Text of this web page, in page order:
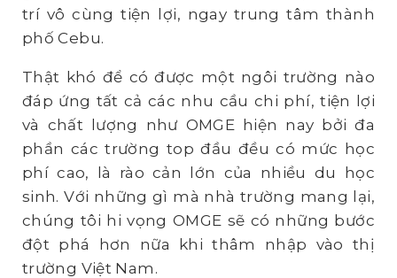
trí vô cùng tiện lợi, ngay trung tâm thành
phố Cebu.
Thật khó để có được một ngôi trường nào
đáp ứng tất cả các nhu cầu chi phí, tiện lợi
và chất lượng như OMGE hiện nay bởi đa
phần các trường top đầu đều có mức học
phí cao, là rào cản lớn của nhiều du học
sinh. Với những gì mà nhà trường mang lại,
chúng tôi hi vọng OMGE sẽ có những bước
đột phá hơn nữa khi thâm nhập vào thị
trường Việt Nam.